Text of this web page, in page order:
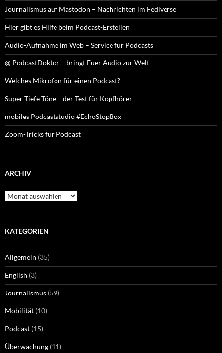
Journalismus auf Mastodon – Nachrichten im Fediverse
Hier gibt es Hilfe beim Podcast-Erstellen
Audio-Aufnahme im Web – Service für Podcasts
@ PodcastDoktor – bringt Euer Audio zur Welt
Welches Mikrofon für einen Podcast?
Super Tiefe Töne – der Test für Kopfhörer
mobiles Podcaststudio #EchoStopBox
Zoom-Tricks für Podcast
ARCHIV
Archiv
KATEGORIEN
Allgemein (35)
English (3)
Journalismus (59)
Mobilität (10)
Podcast (15)
Überwachung (11)